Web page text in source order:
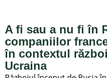
A fi sau a nu fi în
companiilor
în contextul
Ucraina